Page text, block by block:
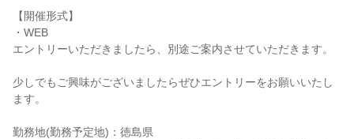
【開催形式】
・WEB
エントリーいただきましたら、別途ご案内させていただきます。
少しでもご興味がございましたらぜひエントリーをお願いいたし
ます。
勤務地(勤務予定地)：徳島県